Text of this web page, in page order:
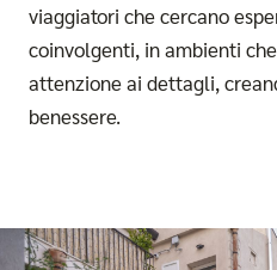
viaggiatori che cercano
coinvolgenti, in ambienti
attenzione ai dettagli,
benessere.